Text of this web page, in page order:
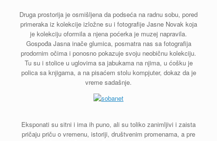
Druga prostorija je osmišljena da podseća na radnu sobu, pored
primeraka iz kolekcije izložne su i fotografije Jasne Novak koja
je kolekciju oformila a njena poćerka je muzej napravila.
Gospođa Jasna inače glumica, posmatra nas sa fotografija
prodornim očima i ponosno pokazuje svoju neobičnu kolekciju.
Tu su i stolice u uglovima sa jabukama na njima, u ćošku je
polica sa knjigama, a na pisaćem stolu kompjuter, dokaz da je
vreme sadašnje.
Eksponati su sitni i ima ih puno, ali su toliko zanimljivi i zaista
pričaju priču o vremenu, istoriji, društvenim promenama, a pre